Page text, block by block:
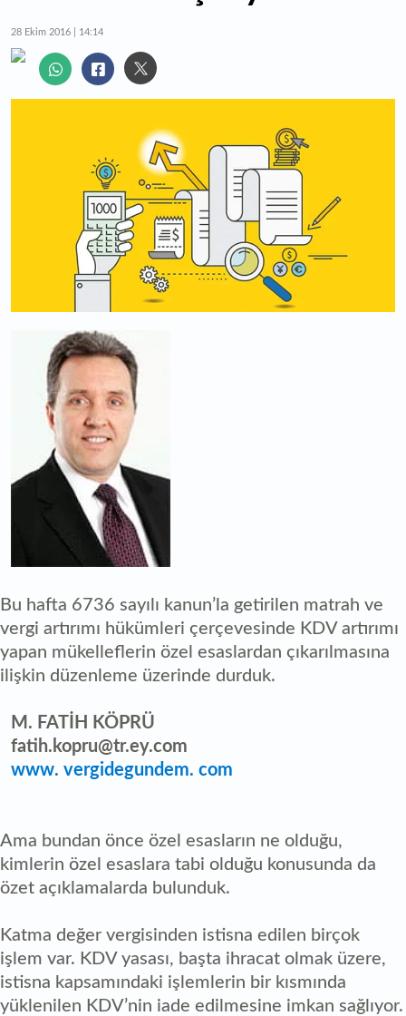
28 Ekim 2016 | 14:14
Bu hafta 6736 sayılı kanun’la getirilen matrah ve
vergi artırımı hükümleri çerçevesinde KDV artırımı
yapan mükelleflerin özel esaslardan çıkarılmasına
ilişkin düzenleme üzerinde durduk.
M. FATİH KÖPRÜ
fatih.kopru@tr.ey.com
www. vergidegundem. com
Ama bundan önce özel esasların ne olduğu,
kimlerin özel esaslara tabi olduğu konusunda da
özet açıklamalarda bulunduk.
Katma değer vergisinden istisna edilen birçok
işlem var. KDV yasası, başta ihracat olmak üzere,
istisna kapsamındaki işlemlerin bir kısmında
yüklenilen KDV’nin iade edilmesine imkan sağlıyor.